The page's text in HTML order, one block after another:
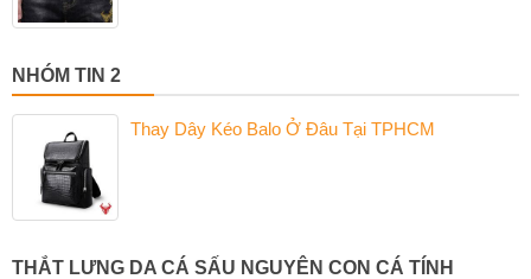
NHÓM TIN 2
Thay Dây Kéo Balo Ở Đâu Tại TPHCM
THẮT LƯNG DA CÁ SẤU NGUYÊN CON CÁ TÍNH